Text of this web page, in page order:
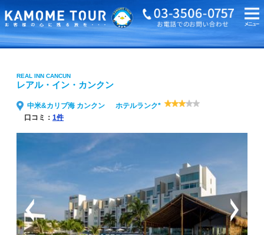
海外旅行・ツアーTOP REAL INN CANCUN レアル・イン・カンクン
REAL INN CANCUN
レアル・イン・カンクン
中米&カリブ海 カンクン
ホテルランク*
口コミ： 1件